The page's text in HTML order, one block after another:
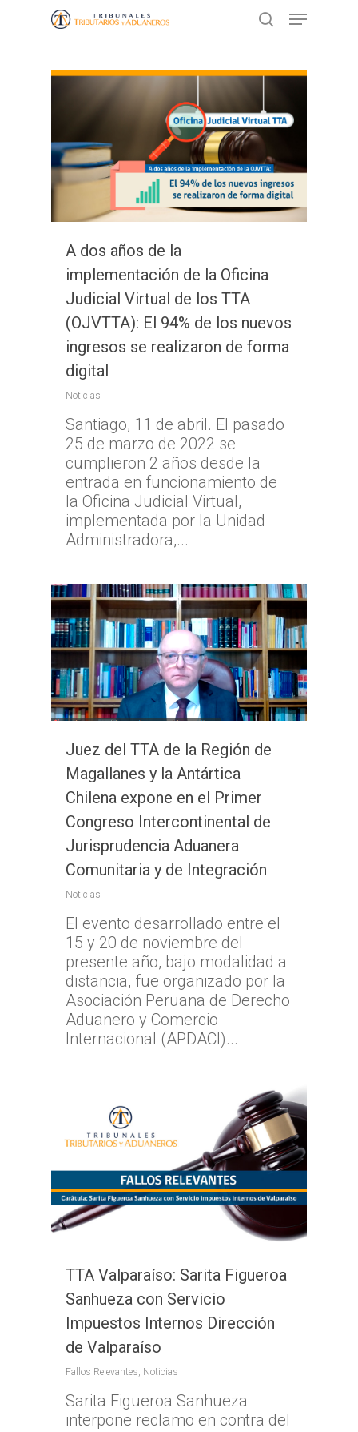
Presione ENTER para buscar o ESC
para cerrar
A dos años de la
implementación de la Oficina
Judicial Virtual de los TTA
(OJVTTA): El 94% de los nuevos
ingresos se realizaron de forma
digital
Noticias
Santiago, 11 de abril. El pasado
25 de marzo de 2022 se
cumplieron 2 años desde la
entrada en funcionamiento de
la Oficina Judicial Virtual,
implementada por la Unidad
Administradora,...
Juez del TTA de la Región de
Magallanes y la Antártica
Chilena expone en el Primer
Congreso Intercontinental de
Jurisprudencia Aduanera
Comunitaria y de Integración
Noticias
El evento desarrollado entre el
15 y 20 de noviembre del
presente año, bajo modalidad a
distancia, fue organizado por la
Asociación Peruana de Derecho
Aduanero y Comercio
Internacional (APDACI)...
TTA Valparaíso: Sarita Figueroa
Sanhueza con Servicio
Impuestos Internos Dirección
de Valparaíso
Fallos Relevantes, Noticias
Sarita Figueroa Sanhueza
interpone reclamo en contra del